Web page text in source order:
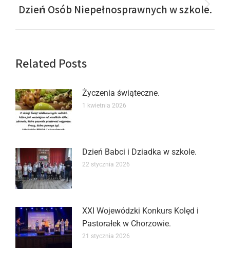
Dzień Osób Niepełnosprawnych w szkole.
Related Posts
Życzenia świąteczne.
1 kwietnia 2026
Dzień Babci i Dziadka w szkole.
22 stycznia 2026
XXI Wojewódzki Konkurs Kolęd i
Pastorałek w Chorzowie.
21 stycznia 2026